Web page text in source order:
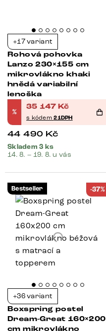
+17 variant
Rohová pohovka
Lanzo 230×155 cm
mikrovlákno khaki
hnědá variabilní
lenoška
%
35 147 Kč
s kódem21DPH
44 490 Kč
Skladem 3 ks
14. 8. – 19. 8. u vás
Bestseller -37%
+36 variant
Boxspring postel
Dream-Great 160×200
cm mikrovlákno